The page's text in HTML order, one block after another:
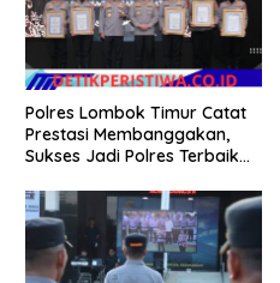
Polres Lombok Timur Catat
Prestasi Membanggakan,
Sukses Jadi Polres Terbaik
NTB